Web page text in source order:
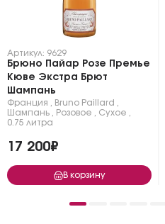
Артикул: 9629
Брюно Пайар Розе Премье
Кюве Экстра Брют
Шампань
Франция Bruno Paillard
Шампань
Розовое Сухое
0.75 литра
17 200₽
В корзину